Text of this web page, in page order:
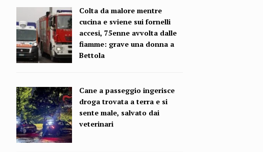
Colta da malore mentre
cucina e sviene sui fornelli
accesi, 75enne avvolta dalle
fiamme: grave una donna a
Bettola
Cane a passeggio ingerisce
droga trovata a terra e si
sente male, salvato dai
veterinari